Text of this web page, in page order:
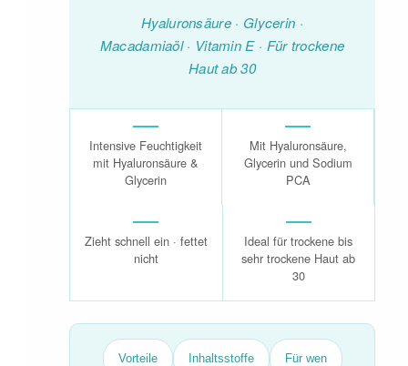
Hyaluronsäure · Glycerin ·
Macadamiaöl · Vitamin E · Für trockene
Haut ab 30
Intensive Feuchtigkeit
mit Hyaluronsäure &
Glycerin
Mit Hyaluronsäure,
Glycerin und Sodium
PCA
Zieht schnell ein · fettet
nicht
Ideal für trockene bis
sehr trockene Haut ab
30
Vorteile Inhaltsstoffe Für wen